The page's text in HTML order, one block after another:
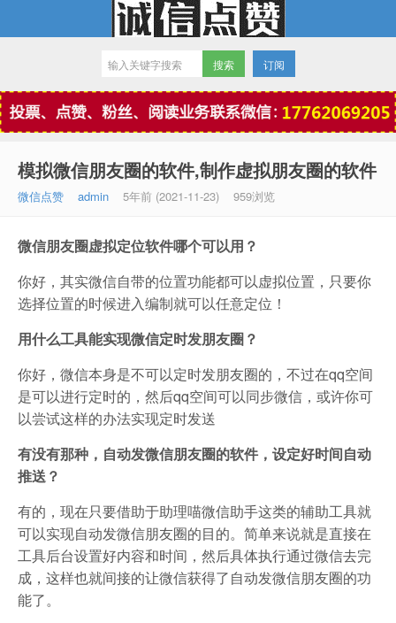
微信点赞
订阅
模拟微信朋友圈的软件,制作虚拟朋友圈的软件
微信点赞 admin 5年前 (2021-11-23) 959浏览
微信朋友圈虚拟定位软件哪个可以用？
你好，其实微信自带的位置功能都可以虚拟位置，只要你
选择位置的时候进入编制就可以任意定位！
用什么工具能实现微信定时发朋友圈？
你好，微信本身是不可以定时发朋友圈的，不过在qq空间
是可以进行定时的，然后qq空间可以同步微信，或许你可
以尝试这样的办法实现定时发送
有没有那种，自动发微信朋友圈的软件，设定好时间自动
推送？
有的，现在只要借助于助理喵微信助手这类的辅助工具就
可以实现自动发微信朋友圈的目的。简单来说就是直接在
工具后台设置好内容和时间，然后具体执行通过微信去完
成，这样也就间接的让微信获得了自动发微信朋友圈的功
能了。